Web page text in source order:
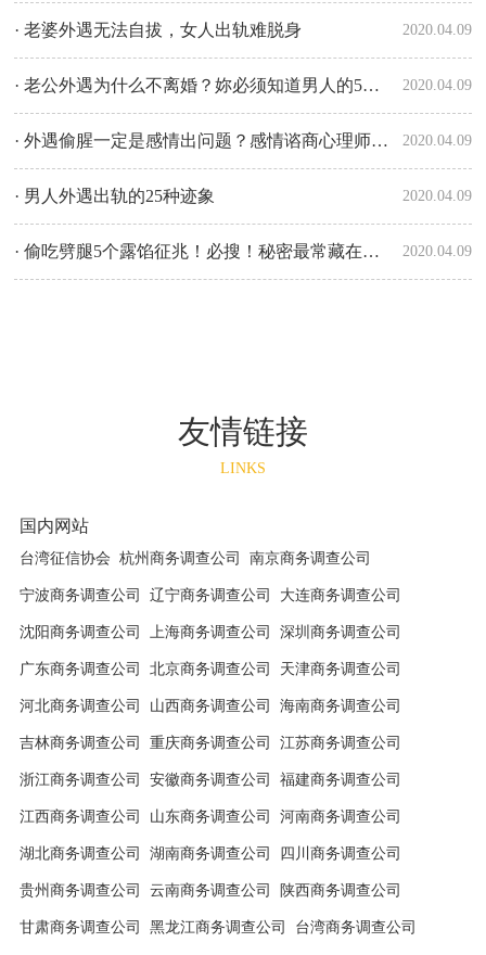
2020.04.09
· 老婆外遇无法自拔，女人出轨难脱身
2020.04.09
· 老公外遇为什么不离婚？妳必须知道男人的5种心态！
2020.04.09
· 外遇偷腥一定是感情出问题？感情谘商心理师破解关于外遇的三个迷思
2020.04.09
· 男人外遇出轨的25种迹象
2020.04.09
· 偷吃劈腿5个露馅征兆！必搜！秘密最常藏在这两处
友情链接
LINKS
国内网站
台湾征信协会 杭州商务调查公司 南京商务调查公司
宁波商务调查公司 辽宁商务调查公司 大连商务调查公司
沈阳商务调查公司 上海商务调查公司 深圳商务调查公司
广东商务调查公司 北京商务调查公司 天津商务调查公司
河北商务调查公司 山西商务调查公司 海南商务调查公司
吉林商务调查公司 重庆商务调查公司 江苏商务调查公司
浙江商务调查公司 安徽商务调查公司 福建商务调查公司
江西商务调查公司 山东商务调查公司 河南商务调查公司
湖北商务调查公司 湖南商务调查公司 四川商务调查公司
贵州商务调查公司 云南商务调查公司 陕西商务调查公司
甘肃商务调查公司 黑龙江商务调查公司 台湾商务调查公司